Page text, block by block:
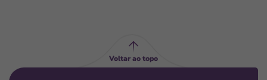
Voltar ao topo